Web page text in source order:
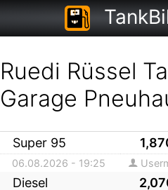
Ruedi Rüssel
Garage
Super 95
06.08.2026 - 19:25
Diesel